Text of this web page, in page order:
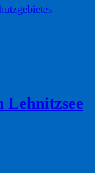
Lehnitzsee